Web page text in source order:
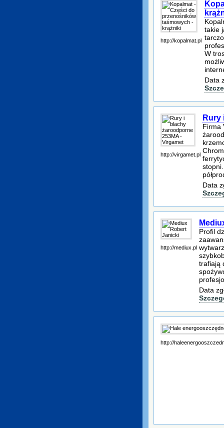
http://kopalmat.pl
takie
W
Data
http://virgamet.pl
Rury
Firma
Data
http://mediux.pl
Profil
trafiają
Data
http://